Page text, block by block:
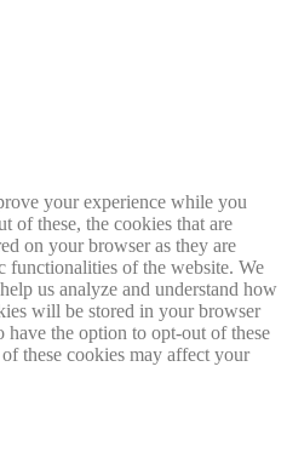
your experience while you
of these, the cookies that are
on your browser as they are
functionalities of the website. We
us analyze and understand how
will be stored in your browser
the option to opt-out of these
these cookies may affect your